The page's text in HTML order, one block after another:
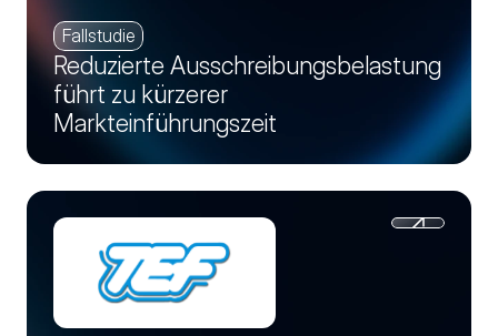
Fallstudie
Reduzierte Ausschreibungsbelastung
führt zu kürzerer
Markteinführungszeit